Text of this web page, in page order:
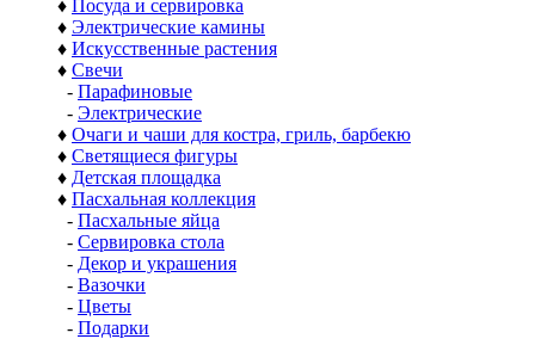
♦ Посуда и сервировка
♦ Электрические камины
♦ Искусственные растения
♦ Свечи
- Парафиновые
- Электрические
♦ Очаги и чаши для костра, гриль, барбекю
♦ Светящиеся фигуры
♦ Детская площадка
♦ Пасхальная коллекция
- Пасхальные яйца
- Сервировка стола
- Декор и украшения
- Вазочки
- Цветы
- Подарки